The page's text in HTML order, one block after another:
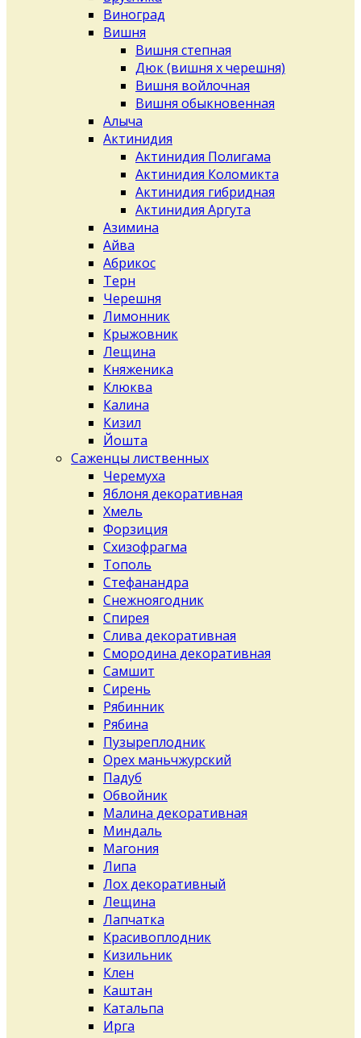
Виноград
Вишня
Вишня степная
Дюк (вишня х черешня)
Вишня войлочная
Вишня обыкновенная
Алыча
Актинидия
Актинидия Полигама
Актинидия Коломикта
Актинидия гибридная
Актинидия Аргута
Азимина
Айва
Абрикос
Терн
Черешня
Лимонник
Крыжовник
Лещина
Княженика
Клюква
Калина
Кизил
Йошта
Саженцы лиственных
Черемуха
Яблоня декоративная
Хмель
Форзиция
Схизофрагма
Тополь
Стефанандра
Снежноягодник
Спирея
Слива декоративная
Смородина декоративная
Самшит
Сирень
Рябинник
Рябина
Пузыреплодник
Орех маньчжурский
Падуб
Обвойник
Малина декоративная
Миндаль
Магония
Липа
Лох декоративный
Лещина
Лапчатка
Красивоплодник
Кизильник
Клен
Каштан
Катальпа
Ирга